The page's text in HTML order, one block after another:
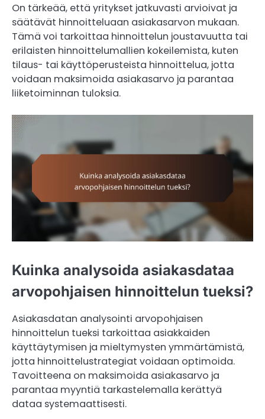
On tärkeää, että yritykset jatkuvasti arvioivat ja
säätävät hinnoitteluaan asiakasarvon mukaan.
Tämä voi tarkoittaa hinnoittelun joustavuutta tai
erilaisten hinnoittelumallien kokeilemista, kuten
tilaus- tai käyttöperusteista hinnoittelua, jotta
voidaan maksimoida asiakasarvo ja parantaa
liiketoiminnan tuloksia.
Kuinka analysoida asiakasdataa
arvopohjaisen hinnoittelun tueksi?
Asiakasdatan analysointi arvopohjaisen
hinnoittelun tueksi tarkoittaa asiakkaiden
käyttäytymisen ja mieltymysten ymmärtämistä,
jotta hinnoittelustrategiat voidaan optimoida.
Tavoitteena on maksimoida asiakasarvo ja
parantaa myyntiä tarkastelemalla kerättyä
dataa systemaattisesti.